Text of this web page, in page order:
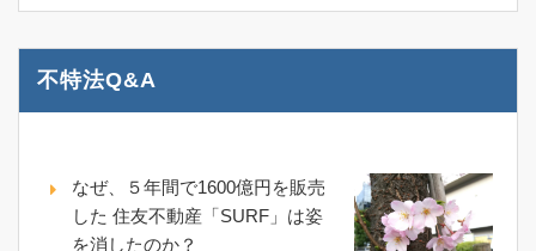
不特法Q&A
なぜ、５年間で1600億円を販売
した 住友不動産「SURF」は姿
を消したのか？